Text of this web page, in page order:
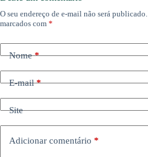
O seu endereço de e-mail não será publicado.
marcados com *
Nome*
E-mail*
Site
Adicionar comentário *